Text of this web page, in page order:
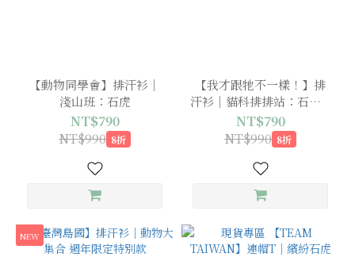
【動物同學會】排汗衫｜
淺山班：石虎
NT$790
NT$990 8折
【我才跟牠不一樣！】排
汗衫｜貓科排排站：石虎 x
雪豹 x 藪貓
NT$790
NT$990 8折
NEW